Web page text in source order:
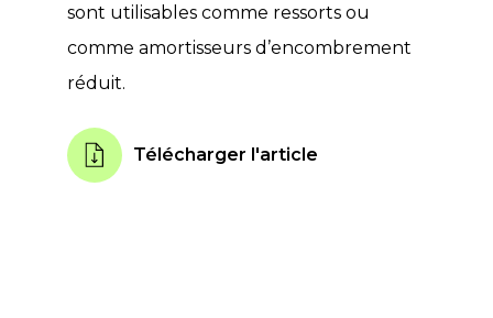
sont utilisables comme ressorts ou
comme amortisseurs d’encombrement
réduit.
Télécharger l'article